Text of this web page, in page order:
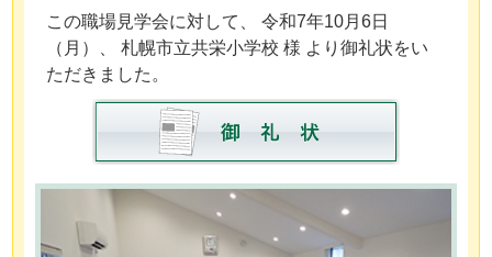
この職場見学会に対して、
令和7年10月6日
（月）、
札幌市立共栄小学校 様 より御礼状をい
ただきました。